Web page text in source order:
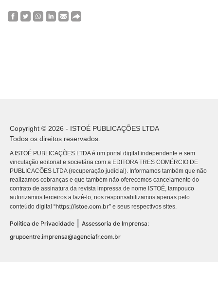
Copyright © 2026 - ISTOÉ PUBLICAÇÕES LTDA
Todos os direitos reservados.
A ISTOÉ PUBLICAÇÕES LTDA é um portal digital independente e sem
vinculação editorial e societária com a EDITORA TRES COMÉRCIO DE
PUBLICACÕES LTDA (recuperação judicial). Informamos também que não
realizamos cobranças e que também não oferecemos cancelamento do
contrato de assinatura da revista impressa de nome ISTOÉ, tampouco
autorizamos terceiros a fazê-lo, nos responsabilizamos apenas pelo
conteúdo digital “https://istoe.com.br” e seus respectivos sites.
Política de Privacidade
Assessoria de Imprensa:
grupoentre.imprensa@agenciafr.com.br